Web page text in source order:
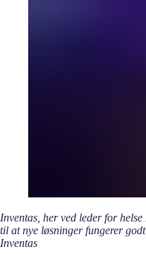
Inventas, her ved leder for
til at nye løsninger fungerer
Inventas